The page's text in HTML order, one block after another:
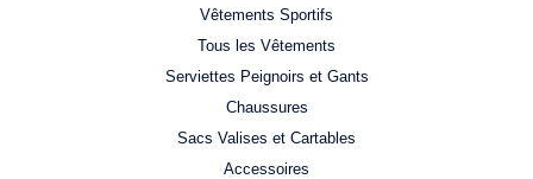
Vêtements Sportifs
Tous les Vêtements
Serviettes Peignoirs et Gants
Chaussures
Sacs Valises et Cartables
Accessoires